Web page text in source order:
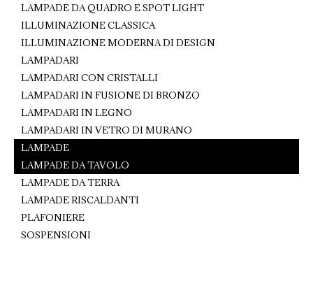
LAMPADE DA QUADRO E SPOT LIGHT
ILLUMINAZIONE CLASSICA
ILLUMINAZIONE MODERNA DI DESIGN
LAMPADARI
LAMPADARI CON CRISTALLI
LAMPADARI IN FUSIONE DI BRONZO
LAMPADARI IN LEGNO
LAMPADARI IN VETRO DI MURANO
LAMPADE
LAMPADE DA TAVOLO
LAMPADE DA TERRA
LAMPADE RISCALDANTI
PLAFONIERE
SOSPENSIONI